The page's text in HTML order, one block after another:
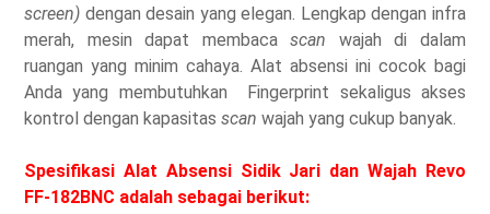
screen) dengan desain yang elegan. Lengkap dengan infra
merah, mesin dapat membacascan wajah di dalam
ruangan yang minim cahaya. Alat absensi ini cocok bagi
Anda yang membutuhkan Fingerprint sekaligus akses
kontrol dengan kapasitas scan wajah yang cukup banyak.
Spesifikasi Alat Absensi Sidik Jari dan Wajah Revo
FF-182BNC adalah sebagai berikut: